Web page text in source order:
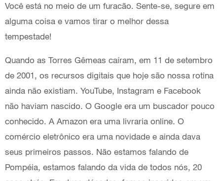
Você está no meio de um furacão. Sente-se, segure em
alguma coisa e vamos tirar o melhor dessa
tempestade!
Quando as Torres Gêmeas caíram, em 11 de setembro
de 2001, os recursos digitais que hoje são nossa rotina
ainda não existiam. YouTube, Instagram e Facebook
não haviam nascido. O Google era um buscador pouco
conhecido. A Amazon era uma livraria online. O
comércio eletrônico era uma novidade e ainda dava
seus primeiros passos. Não estamos falando de
Pompéia, estamos falando da vida de todos nós, 20